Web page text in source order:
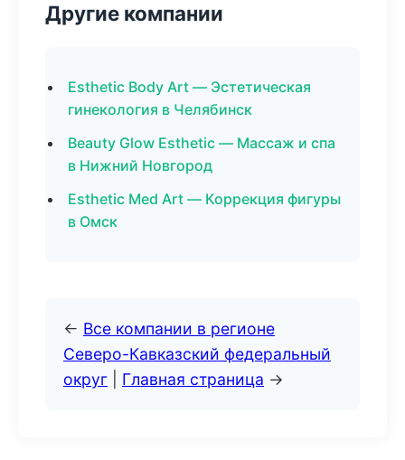
Другие компании
Esthetic Body Art — Эстетическая
гинекология в Челябинск
Beauty Glow Esthetic — Массаж и спа
в Нижний Новгород
Esthetic Med Art — Коррекция фигуры
в Омск
← Все компании в регионе
Северо-Кавказский федеральный
округ
Главная страница →